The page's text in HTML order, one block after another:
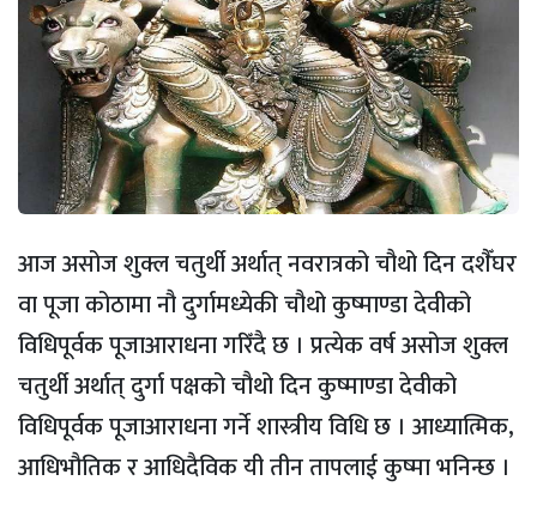
आज असोज शुक्ल चतुर्थी अर्थात् नवरात्रको चौथो दिन दशैँघर
वा पूजा कोठामा नौ दुर्गामध्येकी चौथो कुष्माण्डा देवीको
विधिपूर्वक पूजाआराधना गरिँदै छ । प्रत्येक वर्ष असोज शुक्ल
चतुर्थी अर्थात् दुर्गा पक्षको चौथो दिन कुष्माण्डा देवीको
विधिपूर्वक पूजाआराधना गर्ने शास्त्रीय विधि छ । आध्यात्मिक,
आधिभौतिक र आधिदैविक यी तीन तापलाई कुष्मा भनिन्छ ।